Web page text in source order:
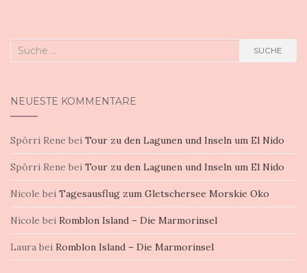
Suche
SUCHE
NEUESTE KOMMENTARE
Spörri Rene bei Tour zu den Lagunen und Inseln um El Nido
Spörri Rene bei Tour zu den Lagunen und Inseln um El Nido
Nicole bei Tagesausflug zum Gletschersee Morskie Oko
Nicole bei Romblon Island – Die Marmorinsel
Laura bei Romblon Island – Die Marmorinsel